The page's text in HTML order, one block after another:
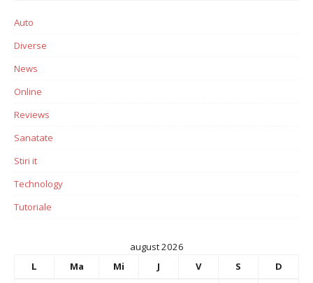
Auto
Diverse
News
Online
Reviews
Sanatate
Stiri it
Technology
Tutoriale
august 2026
L
Ma Mi J V S
D